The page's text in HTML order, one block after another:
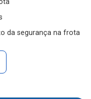
da segurança na frota